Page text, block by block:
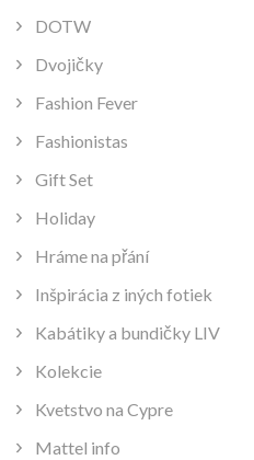
DOTW
Dvojičky
Fashion Fever
Fashionistas
Gift Set
Holiday
Hráme na přání
Inšpirácia z iných fotiek
Kabátiky a bundičky LIV
Kolekcie
Kvetstvo na Cypre
Mattel info